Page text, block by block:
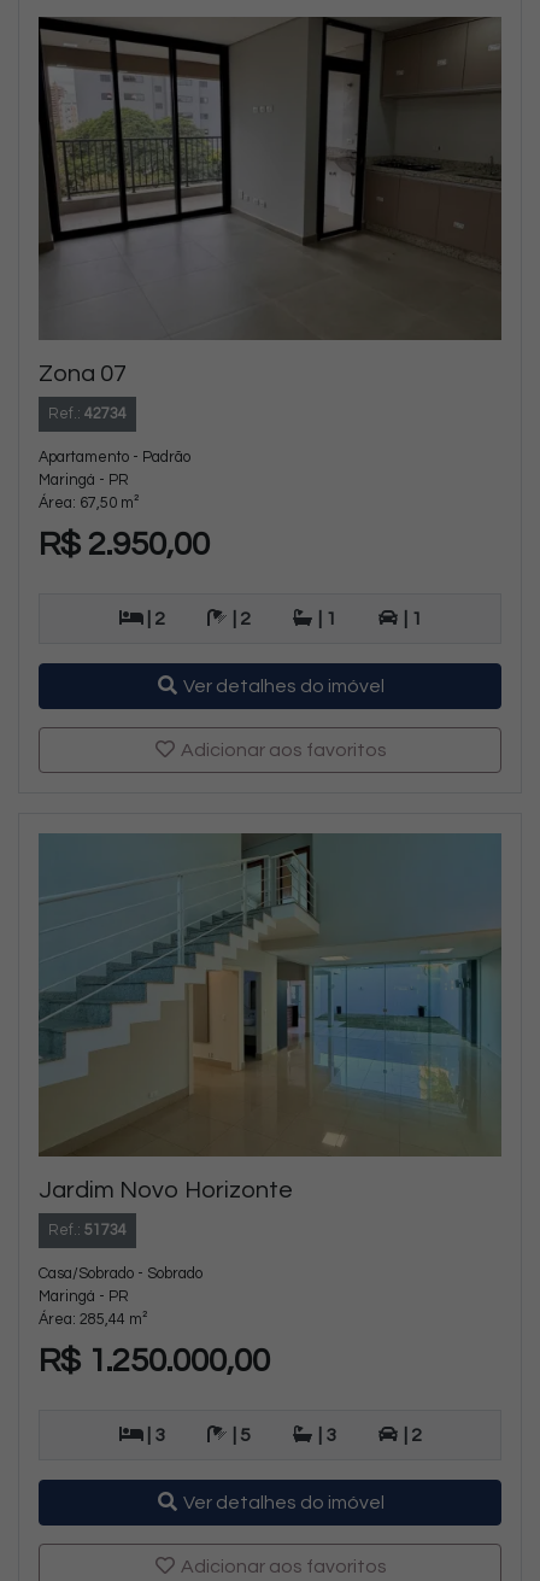
Zona 07
Ref.: 42734
Apartamento - Padrão
Maringá - PR
Área: 67,50 m²
R$ 2.950,00
| 2 | 2 | 1 | 1
Ver detalhes do imóvel
Adicionar aos favoritos
Jardim Novo Horizonte
Ref.: 51734
Casa/Sobrado - Sobrado
Maringá - PR
Área: 285,44 m²
R$ 1.250.000,00
| 3 | 5 | 3 | 2
Ver detalhes do imóvel
Adicionar aos favoritos